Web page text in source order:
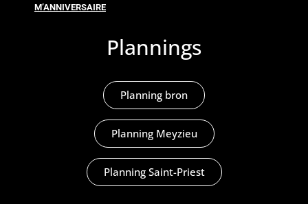
M’ANNIVERSAIRE
Plannings
Planning bron
Planning Meyzieu
Planning Saint-Priest